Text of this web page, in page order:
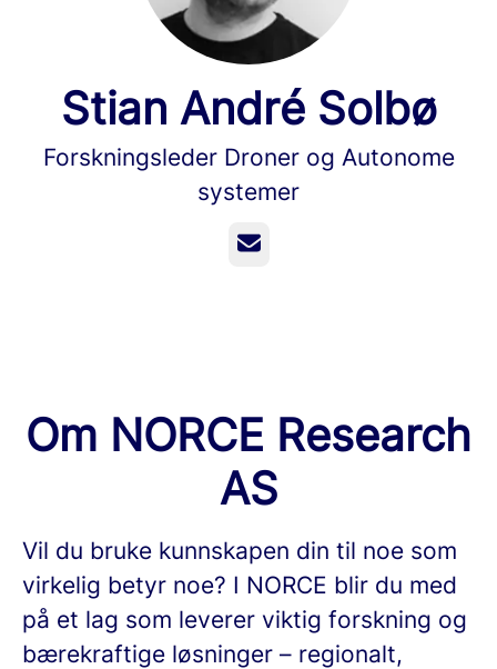
Stian André Solbø
Forskningsleder Droner og Autonome
systemer
E-post
Om NORCE Research
AS
Vil du bruke kunnskapen din til noe som
virkelig betyr noe? I NORCE blir du med
på et lag som leverer viktig forskning og
bærekraftige løsninger – regionalt,